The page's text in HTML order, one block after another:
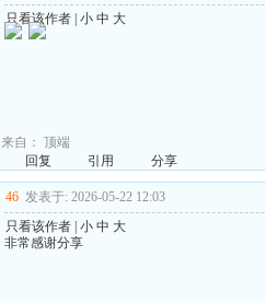
只看该作者 小 中 大
来自： 顶端
回复
引用 分享
46 发表于: 2026-05-22 12:03
只看该作者 小 中 大
非常感谢分享